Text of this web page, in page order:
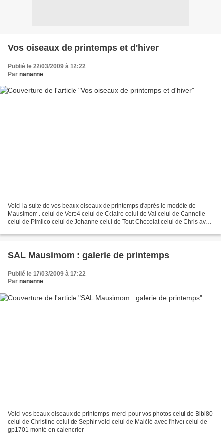
Vos oiseaux de printemps et d'hiver
Publié le 22/03/2009 à 12:22
Par nananne
Voici la suite de vos beaux oiseaux de printemps d'après le modèle de
Mausimom . celui de Vero4 celui de Cclaire celui de Val celui de Cannelle
celui de Pimlico celui de Johanne celui de Tout Chocolat celui de Chris avec
SAL Mausimom : galerie de printemps
Publié le 17/03/2009 à 17:22
Par nananne
Voici vos beaux oiseaux de printemps, merci pour vos photos celui de Bibi80
celui de Christine celui de Sephir voici celui de Malélé avec l'hiver celui de
gp1701 monté en calendrier